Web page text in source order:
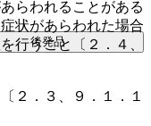
らわれることがある
状があらわれた場合
行うこと〔２．４、
２．３、９．１．１
後発品